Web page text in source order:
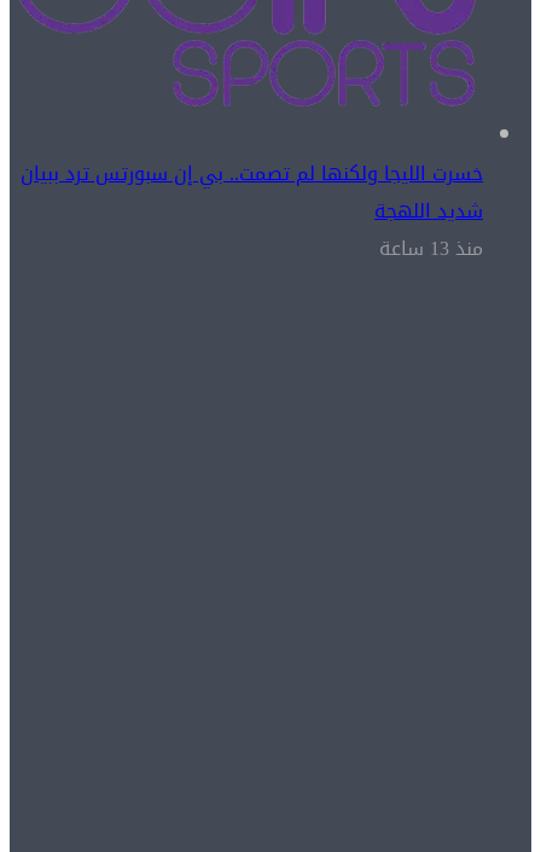
خسرت الليجا ولكنها لم تصمت.. بي إن سبورتس ترد ببيان
شديد اللهجة
منذ 13 ساعة